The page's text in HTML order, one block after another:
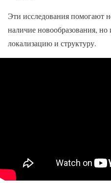
Эти исследования помогают
наличие новообразования, но
локализацию и структуру.